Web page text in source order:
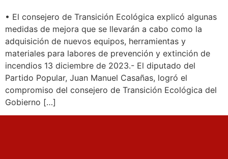
• El consejero de Transición Ecológica explicó algunas
medidas de mejora que se llevarán a cabo como la
adquisición de nuevos equipos, herramientas y
materiales para labores de prevención y extinción de
incendios 13 diciembre de 2023.- El diputado del
Partido Popular, Juan Manuel Casañas, logró el
compromiso del consejero de Transición Ecológica del
Gobierno […]